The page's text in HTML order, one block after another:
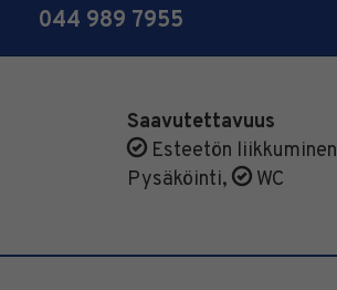
044 989 7955
Saavutettavuus
Esteetön liikkuminen
Pysäköinti, WC